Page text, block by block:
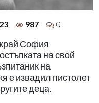
987 0
София
на свой
на
е извадил пистолет
деца.